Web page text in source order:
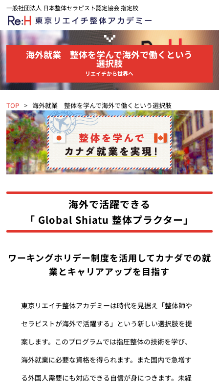
一般社団法人 日本整体セラピスト認定協会 指定校
海外就業 整体を学んで海外で働くという
選択肢
リエイチから世界へ
TOP 海外就業 整体を学んで海外で働くという選択肢
海外で活躍できる
「 Global Shiatu 整体プラクター」
ワーキングホリデー制度を活用してカナダでの就
業とキャリアアップを目指す
東京リエイチ整体アカデミーは時代を見据え「整体師や
セラピストが海外で活躍する」という新しい選択肢を提
案します。このプログラムでは指圧整体の技術を学び、
海外就業に必要な資格を得られます。また国内で急増す
る外国人需要にも対応できる自信が身につきます。未経